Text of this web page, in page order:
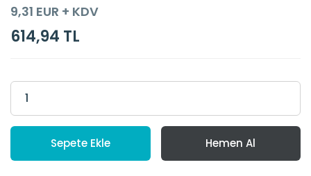
9,31 EUR + KDV
614,94 TL
Sepete Ekle Hemen Al